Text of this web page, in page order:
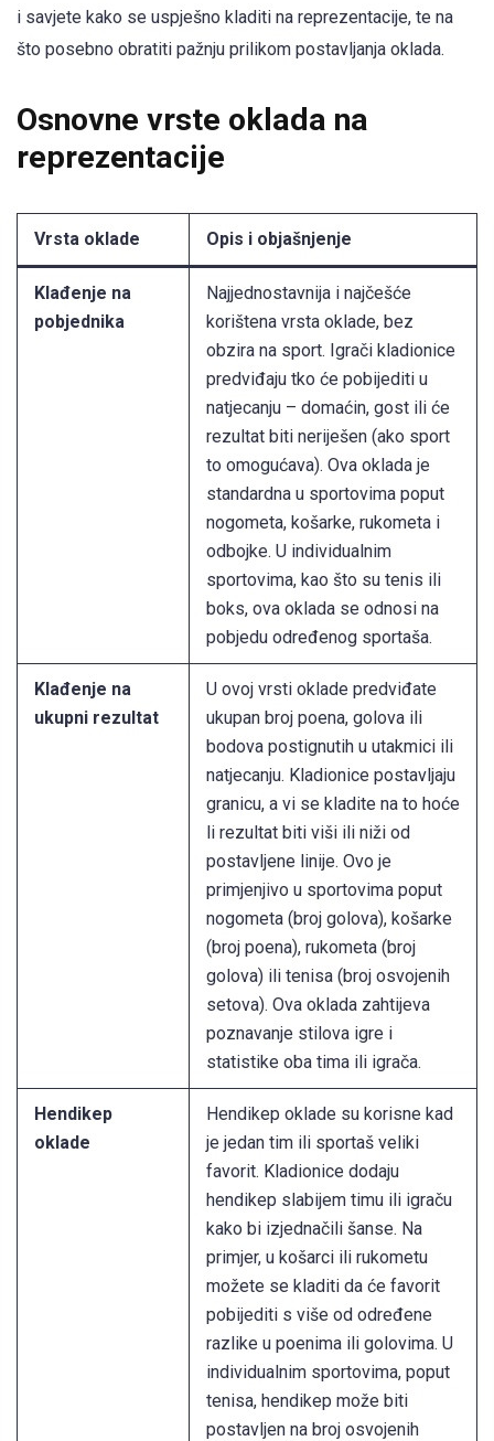
i savjete kako se uspješno kladiti na reprezentacije, te na
što posebno obratiti pažnju prilikom postavljanja oklada.
Osnovne vrste oklada na
reprezentacije
Vrsta oklade Opis i objašnjenje
Klađenje na
pobjednika
Najjednostavnija i najčešće
korištena vrsta oklade, bez
obzira na sport. Igrači kladionice
predviđaju tko će pobijediti u
natjecanju – domaćin, gost ili će
rezultat biti neriješen (ako sport
to omogućava). Ova oklada je
standardna u sportovima poput
nogometa, košarke, rukometa i
odbojke. U individualnim
sportovima, kao što su tenis ili
boks, ova oklada se odnosi na
pobjedu određenog sportaša.
Klađenje na
ukupni rezultat
U ovoj vrsti oklade predviđate
ukupan broj poena, golova ili
bodova postignutih u utakmici ili
natjecanju. Kladionice postavljaju
granicu, a vi se kladite na to hoće
li rezultat biti viši ili niži od
postavljene linije. Ovo je
primjenjivo u sportovima poput
nogometa (broj golova), košarke
(broj poena), rukometa (broj
golova) ili tenisa (broj osvojenih
setova). Ova oklada zahtijeva
poznavanje stilova igre i
statistike oba tima ili igrača.
Hendikep
oklade
Hendikep oklade su korisne kad
je jedan tim ili sportaš veliki
favorit. Kladionice dodaju
hendikep slabijem timu ili igraču
kako bi izjednačili šanse. Na
primjer, u košarci ili rukometu
možete se kladiti da će favorit
pobijediti s više od određene
razlike u poenima ili golovima. U
individualnim sportovima, poput
tenisa, hendikep može biti
postavljen na broj osvojenih